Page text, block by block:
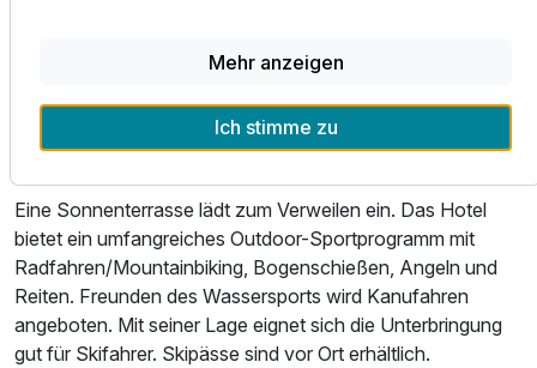
Mahlzeiten und vegetarische Gerichte werden auf Wunsch
zubereitet. Darüber hinaus stellt das Haus spezielle
Verpflegungsangebote bereit.
Eine Sonnenterrasse lädt zum Verweilen ein. Das Hotel
bietet ein umfangreiches Outdoor-Sportprogramm mit
Radfahren/Mountainbiking, Bogenschießen, Angeln und
Reiten. Freunden des Wassersports wird Kanufahren
angeboten. Mit seiner Lage eignet sich die Unterbringung
gut für Skifahrer. Skipässe sind vor Ort erhältlich.
Mehr anzeigen
Ich stimme zu